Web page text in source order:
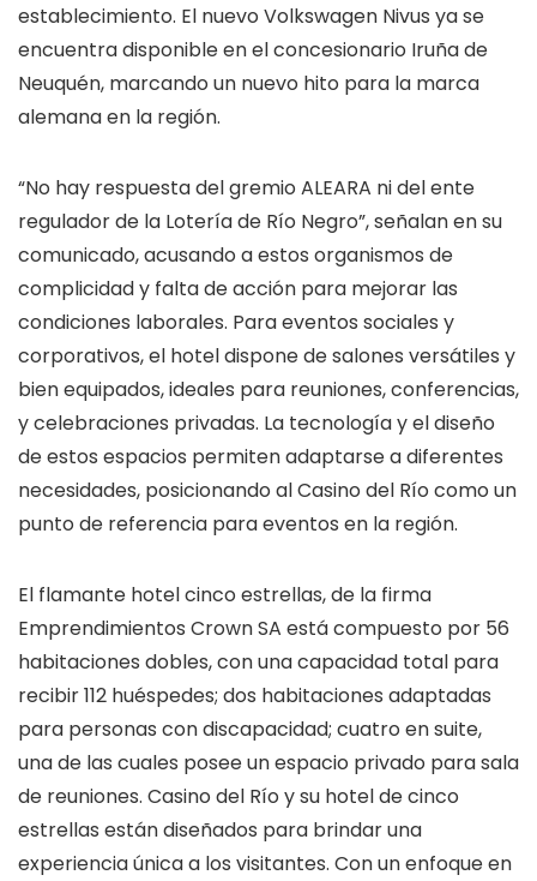
establecimiento. El nuevo Volkswagen Nivus ya se
encuentra disponible en el concesionario Iruña de
Neuquén, marcando un nuevo hito para la marca
alemana en la región.
“No hay respuesta del gremio ALEARA ni del ente
regulador de la Lotería de Río Negro”, señalan en su
comunicado, acusando a estos organismos de
complicidad y falta de acción para mejorar las
condiciones laborales. Para eventos sociales y
corporativos, el hotel dispone de salones versátiles y
bien equipados, ideales para reuniones, conferencias,
y celebraciones privadas. La tecnología y el diseño
de estos espacios permiten adaptarse a diferentes
necesidades, posicionando al Casino del Río como un
punto de referencia para eventos en la región.
El flamante hotel cinco estrellas, de la firma
Emprendimientos Crown SA está compuesto por 56
habitaciones dobles, con una capacidad total para
recibir 112 huéspedes; dos habitaciones adaptadas
para personas con discapacidad; cuatro en suite,
una de las cuales posee un espacio privado para sala
de reuniones. Casino del Río y su hotel de cinco
estrellas están diseñados para brindar una
experiencia única a los visitantes. Con un enfoque en